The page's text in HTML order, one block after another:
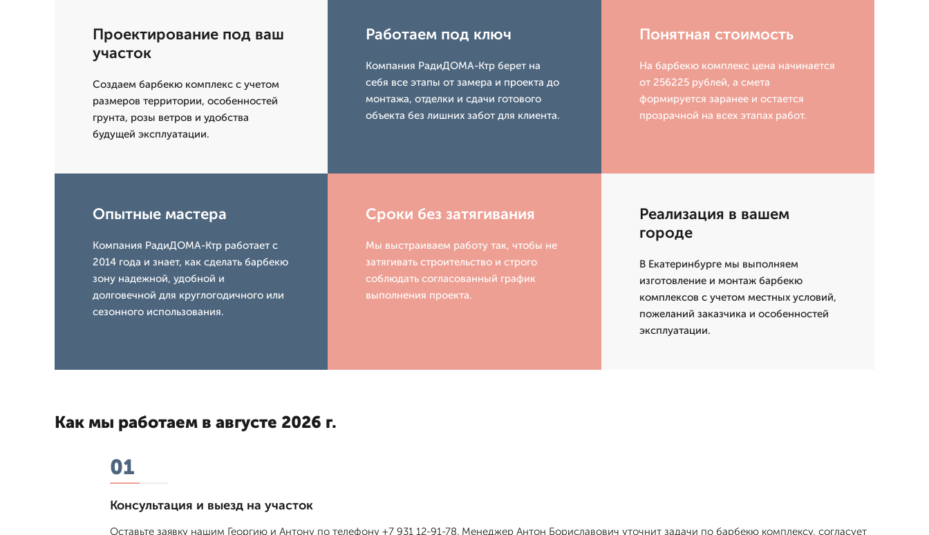
Проектирование под ваш
участок
Создаем барбекю комплекс с учетом
размеров территории, особенностей
грунта, розы ветров и удобства
будущей эксплуатации.
Работаем под ключ
Компания РадиДОМА-Ктр берет на
себя все этапы от замера и проекта до
монтажа, отделки и сдачи готового
объекта без лишних забот для клиента.
Понятная стоимость
На барбекю комплекс цена начинается
от 256225 рублей, а смета
формируется заранее и остается
прозрачной на всех этапах работ.
Опытные мастера
Компания РадиДОМА-Ктр работает с
2014 года и знает, как сделать барбекю
зону надежной, удобной и
долговечной для круглогодичного или
сезонного использования.
Сроки без затягивания
Мы выстраиваем работу так, чтобы не
затягивать строительство и строго
соблюдать согласованный график
выполнения проекта.
Реализация в вашем
городе
В Екатеринбурге мы выполняем
изготовление и монтаж барбекю
комплексов с учетом местных условий,
пожеланий заказчика и особенностей
эксплуатации.
Как мы работаем в августе 2026 г.
01
Консультация и выезд на участок
Оставьте заявку нашим Георгию и Антону по телефону +7 931 12-91-78. Менеджер Антон Бориславович уточнит задачи по барбекю комплексу, согласует